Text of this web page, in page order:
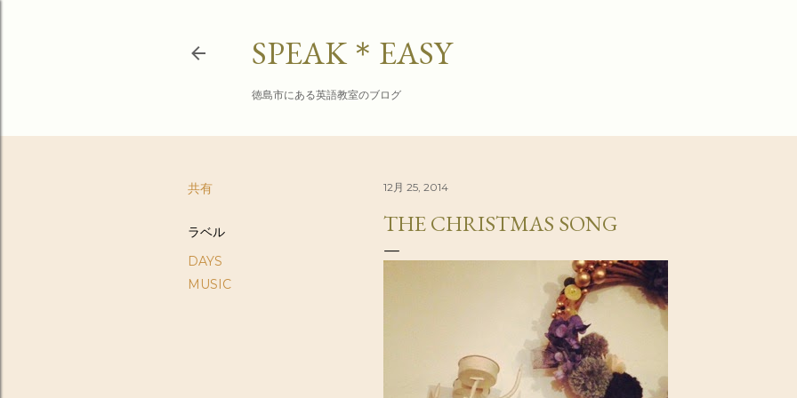
SPEAK＊EASY
徳島市にある英語教室のブログ
共有
ラベル
DAYS
MUSIC
12月 25, 2014
THE CHRISTMAS SONG